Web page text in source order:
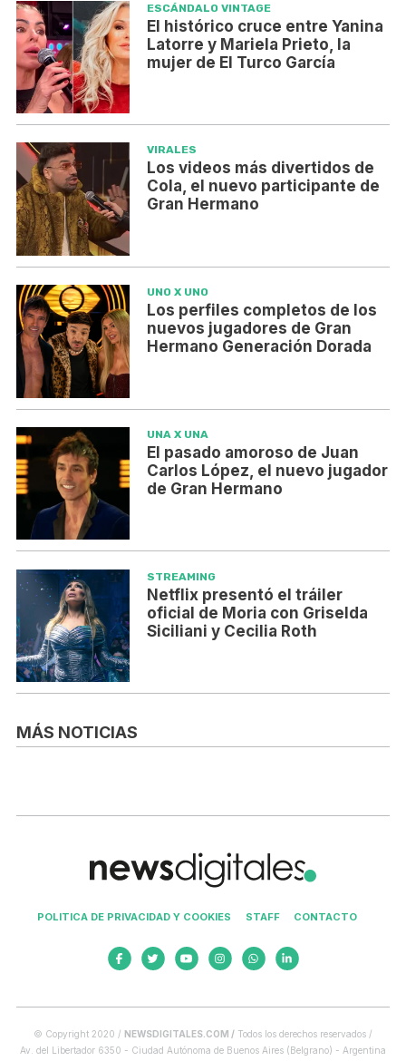
ESCÁNDALO VINTAGE
El histórico cruce entre Yanina
Latorre y Mariela Prieto, la
mujer de El Turco García
VIRALES
Los videos más divertidos de
Cola, el nuevo participante de
Gran Hermano
UNO X UNO
Los perfiles completos de los
nuevos jugadores de Gran
Hermano Generación Dorada
UNA X UNA
El pasado amoroso de Juan
Carlos López, el nuevo jugador
de Gran Hermano
STREAMING
Netflix presentó el tráiler
oficial de Moria con Griselda
Siciliani y Cecilia Roth
MÁS NOTICIAS
POLITICA DE PRIVACIDAD Y COOKIES STAFF CONTACTO
© Copyright 2020 / NEWSDIGITALES.COM / Todos los derechos reservados /
Av. del Libertador 6350 - Ciudad Autónoma de Buenos Aires (Belgrano) - Argentina